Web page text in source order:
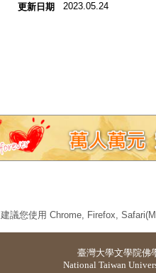
更新日期 2023.05.24
建議您使用 Chrome, Firefox,
臺灣大學文學院佛
National Taiwan